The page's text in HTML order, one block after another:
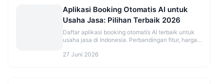
Aplikasi Booking Otomatis AI untuk
Usaha Jasa: Pilihan Terbaik 2026
Daftar aplikasi booking otomatis AI terbaik untuk
usaha jasa di Indonesia. Perbandingan fitur, harga,
27 Juni 2026